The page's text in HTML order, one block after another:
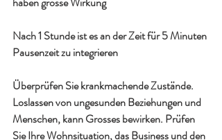
Nach 1 Stunde ist es an der Zeit für 5 Minuten
Pausenzeit zu integrieren
Überprüfen Sie krankmachende Zustände.
Loslassen von ungesunden Beziehungen und
Menschen, kann Grosses bewirken. Prüfen
Sie Ihre Wohnsituation, das Business und den